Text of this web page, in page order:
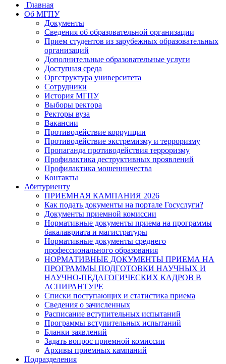
Главная
Об МГПУ
Документы
Сведения об образовательной организации
Прием студентов из зарубежных образовательных
организаций
Дополнительные образовательные услуги
Доступная среда
Оргструктура университета
Сотрудники
История МГПУ
Выборы ректора
Ректоры вуза
Вакансии
Противодействие коррупции
Противодействие экстремизму и терроризму
Пропаганда противодействия терроризму
Профилактика деструктивных проявлений
Профилактика мошенничества
Контакты
Абитуриенту
ПРИЕМНАЯ КАМПАНИЯ 2026
Как подать документы на портале Госуслуги?
Документы приемной комиссии
Нормативные документы приема на программы
бакалавриата и магистратуры
Нормативные документы среднего
профессионального образования
НОРМАТИВНЫЕ ДОКУМЕНТЫ ПРИЕМА НА
ПРОГРАММЫ ПОДГОТОВКИ НАУЧНЫХ И
НАУЧНО-ПЕДАГОГИЧЕСКИХ КАДРОВ В
АСПИРАНТУРЕ
Списки поступающих и статистика приема
Сведения о зачисленных
Расписание вступительных испытаний
Программы вступительных испытаний
Бланки заявлений
Задать вопрос приемной комиссии
Архивы приемных кампаний
Подразделения